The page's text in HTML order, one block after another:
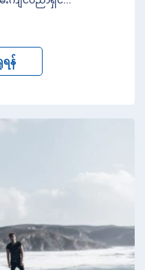
န်